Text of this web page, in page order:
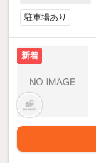
駐車場あり
新着